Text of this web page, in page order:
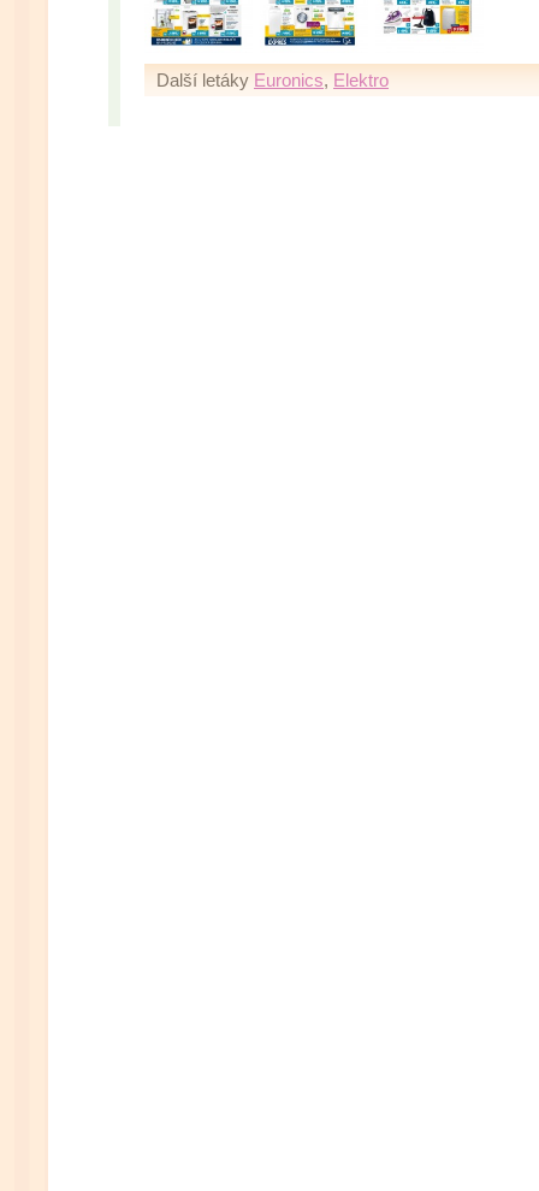
Další letáky Euronics, Elektro